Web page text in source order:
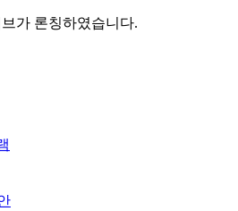
가 론칭하였습니다.